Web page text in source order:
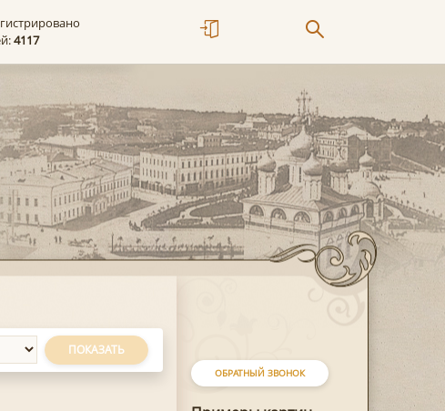
4117
ОБРАТНЫЙ ЗВОНОК
ПОКАЗАТЬ